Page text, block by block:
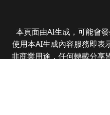
本頁面由AI生成，可能會
使用本AI生成內容服務即表
非商業用途，任何轉載分享